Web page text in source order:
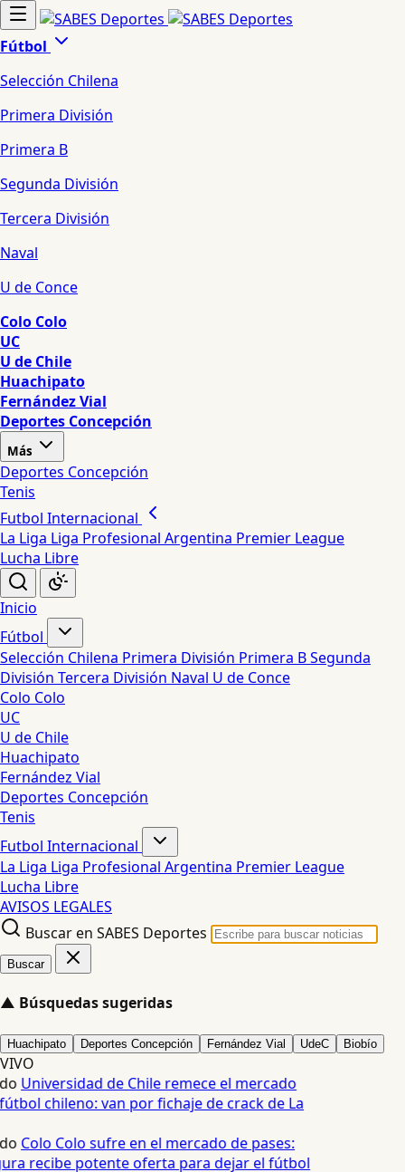
Fútbol
Selección Chilena
Primera División
Primera B
Segunda División
Tercera División
Naval
U de Conce
Colo Colo
UC
U de Chile
Huachipato
Fernández Vial
Deportes Concepción
Más
Deportes Concepción
Tenis
Futbol Internacional
La Liga Liga Profesional Argentina Premier League
Lucha Libre
Inicio
Fútbol
Selección Chilena Primera División Primera BSegunda
División Tercera División Naval U de Conce
Colo Colo
UC
U de Chile
Huachipato
Fernández Vial
Deportes Concepción
Tenis
Futbol Internacional
La Liga Liga Profesional Argentina Premier League
Lucha Libre
AVISOS LEGALES
Buscar en SABES Deportes
Buscar
▲ Búsquedas sugeridas
Huachipato Deportes Concepción Fernández Vial UdeC Biobío
VIVO
Universidad de Chile remece el mercado
chileno: van por fichaje de crack de La
Colo Colo sufre en el mercado de pases:
recibe potente oferta para dejar el fútbol